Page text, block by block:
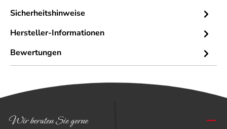
Sicherheitshinweise
Hersteller-Informationen
Bewertungen
Wir beraten Sie gerne